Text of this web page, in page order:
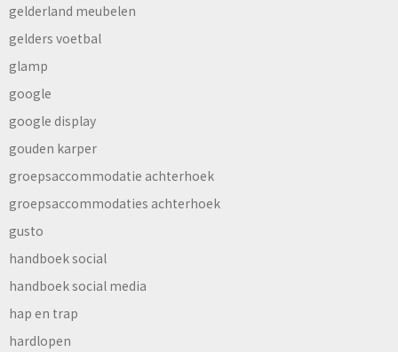
gelderland meubelen
gelders voetbal
glamp
google
google display
gouden karper
groepsaccommodatie achterhoek
groepsaccommodaties achterhoek
gusto
handboek social
handboek social media
hap en trap
hardlopen